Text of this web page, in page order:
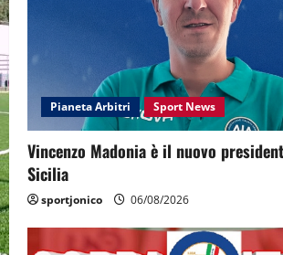
Pianeta Arbitri Sport News
Vincenzo Madonia è il nuovo
Sicilia
sportjonico 06/08/2026